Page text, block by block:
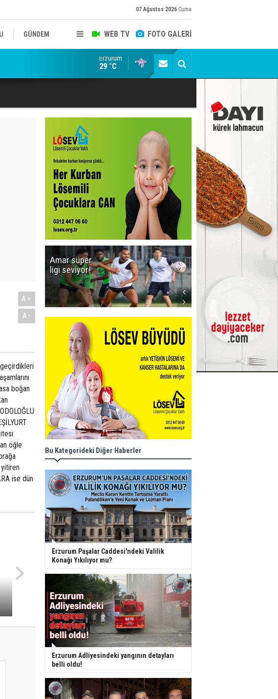
07 Ağustos 2026 Cuma
WEB TV FOTO GALERİ
GÜNDEM
ADALET BAKANI AKIN GÜRLEK'E AÇIK İHBAR!
Erzurum
29 °C
A+
A-
boğan
öğle
yitiren
ise dün
Amar süper
ligi seviyor!
Bu Kategorideki Diğer Haberler
Erzurum Paşalar Caddesi'ndeki Valilik
Konağı Yıkılıyor mu?
Erzurum Adliyesindeki yangının detayları
belli oldu!